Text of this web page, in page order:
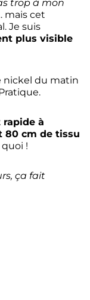
trop à mon
mais cet
Je suis
plus visible
nickel du matin
rapide à
80 cm de tissu
!
ça fait